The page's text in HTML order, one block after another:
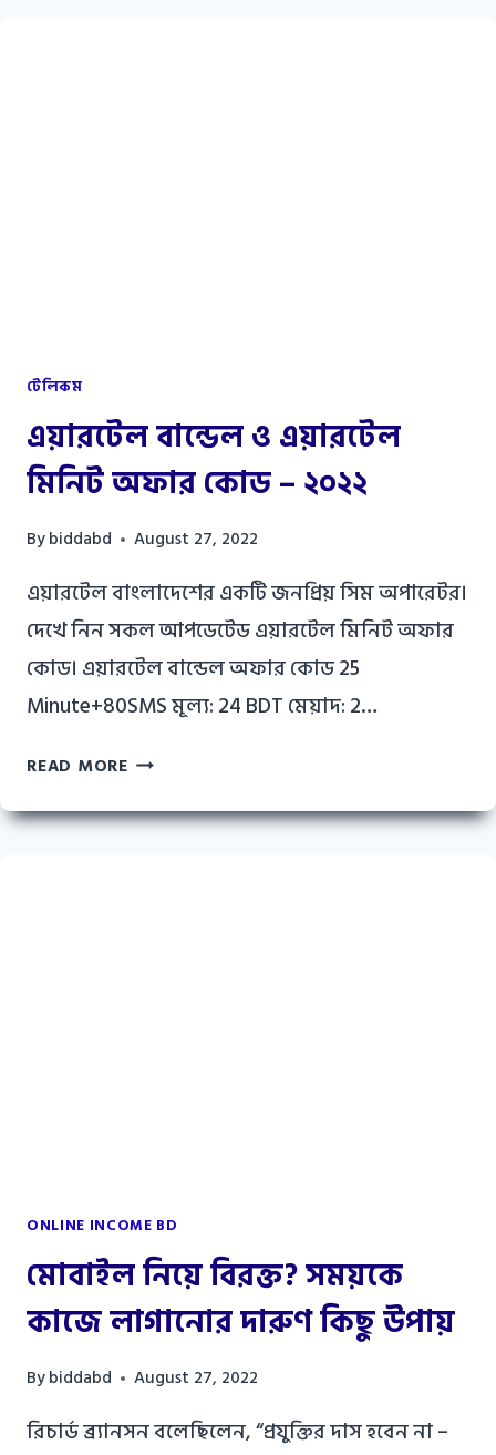
টেলিকম
এয়ারটেল বান্ডেল ও এয়ারটেল
মিনিট অফার কোড – ২০২২
Bybiddabd August 27, 2022
এয়ারটেল বাংলাদেশের একটি জনপ্রিয় সিম অপারেটর।
দেখে নিন সকল আপডেটেড এয়ারটেল মিনিট অফার
কোড। এয়ারটেল বান্ডেল অফার কোড 25
Minute+80SMS মূল্য: 24 BDT মেয়াদ: 2…
READ MOREএয়ারটেল
ও
ONLINE INCOME BD
মোবাইল নিয়ে বিরক্ত? সময়কে
কাজে লাগানোর দারুণ কিছু উপায়
Bybiddabd August 27, 2022
রিচার্ড ব্র‍্যানসন বলেছিলেন, “প্রযুক্তির দাস হবেন না –